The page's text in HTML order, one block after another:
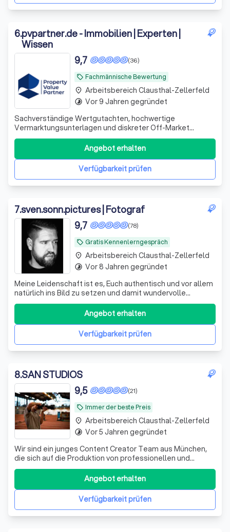
6.pvpartner.de - Immobilien | Experten |
Wissen
local_offer Fachmännische Bewertung
(36)
9,7
Sachverständige Wertgutachten, hochwertige
Vermarktungsunterlagen und diskreter Off-Market
Vertrieb sowie enge Zusammenarbeit mit
Immobilienexperten wie Architekten, Finanzierern und
Energieberatern.
Verfügbarkeit prüfen
Angebot erhalten
place Arbeitsbereich Clausthal-Zellerfeld
timelapse Vor 9 Jahren gegründet
7.sven.sonn.pictures | Fotograf
local_offer Gratis Kennenlerngespräch
(78)
9,7
Meine Leidenschaft ist es, Euch authentisch und vor allem
natürlich ins Bild zu setzen und damit wundervolle
Momente und Erinnerungen zu schaffen.
Verfügbarkeit prüfen
Angebot erhalten
place Arbeitsbereich Clausthal-Zellerfeld
timelapse Vor 8 Jahren gegründet
8.SAN STUDIOS
local_offer Immer der beste Preis
(21)
9,5
Wir sind ein junges Content Creator Team aus München,
die sich auf die Produktion von professionellen und
authentischer Werbeinhalte spezialisiert haben.
Verfügbarkeit prüfen
Angebot erhalten
place Arbeitsbereich Clausthal-Zellerfeld
timelapse Vor 5 Jahren gegründet